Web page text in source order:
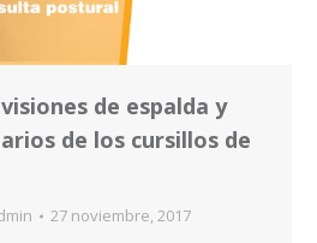
de espalda y
de los cursillos de
27 noviembre, 2017